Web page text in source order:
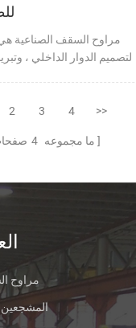
مراوح السقف الصناعية هي
لتصميم الدوار الداخلي ،
صناعية كبيرة ،
2 3 4 >>
ما مجموعه 4
مراوح
8ft الصناعية الكبيرة Hvls المشجعين